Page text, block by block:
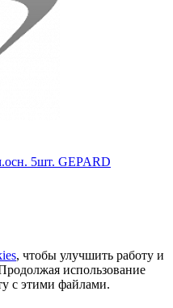
5шт. GEPARD
, чтобы улучшить работу и
использование
с этими файлами.